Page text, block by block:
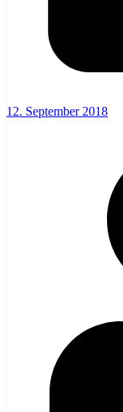
12. September 2018